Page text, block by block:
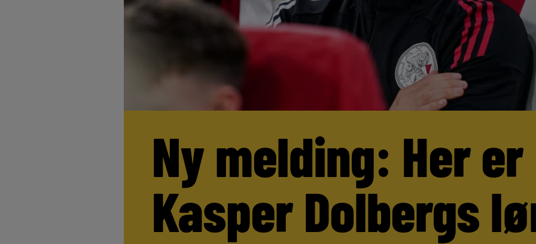
Ny melding: Her er
Kasper Dolbergs